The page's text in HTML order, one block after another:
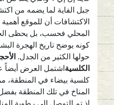
جبل الفاية لما يضمه من
الاكتشافات أن للموقع
المحلي فحسب، بل يحظى
كونه يوضح تاريخ الهجرة
حولها الكثير من الجدل.
الكلسيةاشتمل العرض أيضاً
كلسية بيضاء في المنطقة،
المناخ في تلك المنطقة بفضل